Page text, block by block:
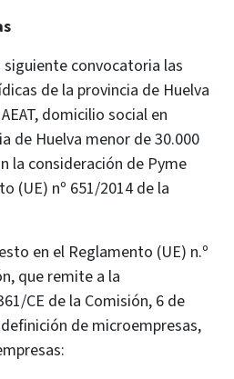
convocatoria las
de la provincia de Huelva
domicilio social en
de Huelva menor de 30.000
la consideración de Pyme
(UE) nº 651/2014 de la
en el Reglamento (UE) n.º
que remite a la
CE de la Comisión, 6 de
de microempresas,